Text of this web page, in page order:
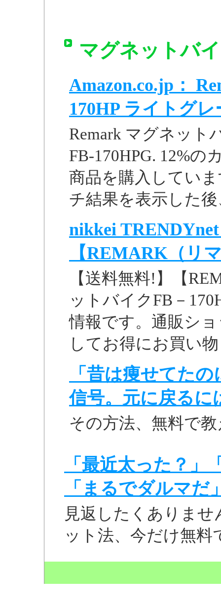
マグネットバ
Amazon.co.jp：
170HP ライトグレ
Remark マグネット
FB-170HPG. 12%の
商品を購入してい
チ結果を表示した
nikkei
【REMARK（リ
【送料無料!】【
ットバイクFB－
情報です。通販シ
してお得にお買い
「昔は痩せてた
信号。元に戻るに
その方法、無料で
「最近太った？
「まるでダルマだ
見返したくありま
ット法、今だけ無料